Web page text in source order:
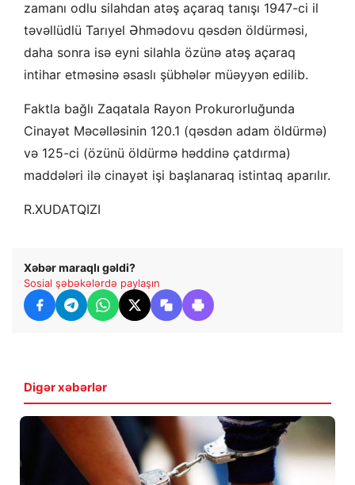
zamanı odlu silahdan atəş açaraq tanışı 1947-ci il
təvəllüdlü Tarıyel Əhmədovu qəsdən öldürməsi,
daha sonra isə eyni silahla özünə atəş açaraq
intihar etməsinə əsaslı şübhələr müəyyən edilib.
Faktla bağlı Zaqatala Rayon Prokurorluğunda
Cinayət Məcəlləsinin 120.1 (qəsdən adam öldürmə)
və 125-ci (özünü öldürmə həddinə çatdırma)
maddələri ilə cinayət işi başlanaraq istintaq aparılır.
R.XUDATQIZI
Xəbər maraqlı gəldi?
Sosial şəbəkələrdə paylaşın
Digər xəbərlər